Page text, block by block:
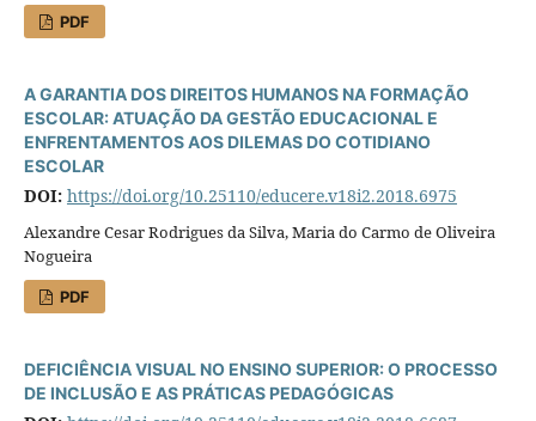
PDF
A GARANTIA DOS DIREITOS HUMANOS NA FORMAÇÃO
ESCOLAR: ATUAÇÃO DA GESTÃO EDUCACIONAL E
ENFRENTAMENTOS AOS DILEMAS DO COTIDIANO
ESCOLAR
DOI: https://doi.org/10.25110/educere.v18i2.2018.6975
Alexandre Cesar Rodrigues da Silva, Maria do Carmo de Oliveira
Nogueira
PDF
DEFICIÊNCIA VISUAL NO ENSINO SUPERIOR: O PROCESSO
DE INCLUSÃO E AS PRÁTICAS PEDAGÓGICAS